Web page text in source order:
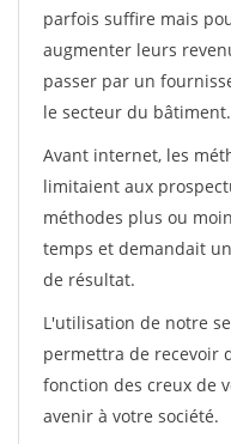
parfois suffire mais
augmenter leurs
passer par un
le secteur du bâtiment.
Avant internet, les
limitaient aux
méthodes plus ou
temps et demandait
de résultat.
L'utilisation de notre
permettra de recevoir
fonction des creux de
avenir à votre société.